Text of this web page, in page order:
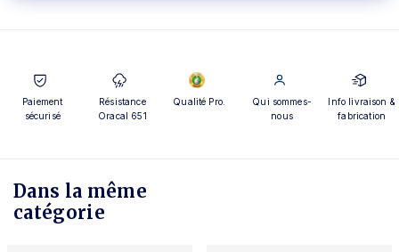
Paiement
sécurisé
Résistance
Oracal 651
Qualité Pro.
Qui sommes-
nous
Info livraison &
fabrication
Dans la même
catégorie